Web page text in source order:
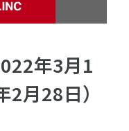
年3月1
月28日）